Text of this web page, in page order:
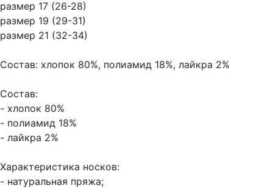
размер 17 (26-28)
размер 19 (29-31)
размер 21 (32-34)
Состав: хлопок 80%, полиамид 18%, лайкра 2%
Состав:
- хлопок 80%
- полиамид 18%
- лайкра 2%
Характеристика носков:
- натуральная пряжа;